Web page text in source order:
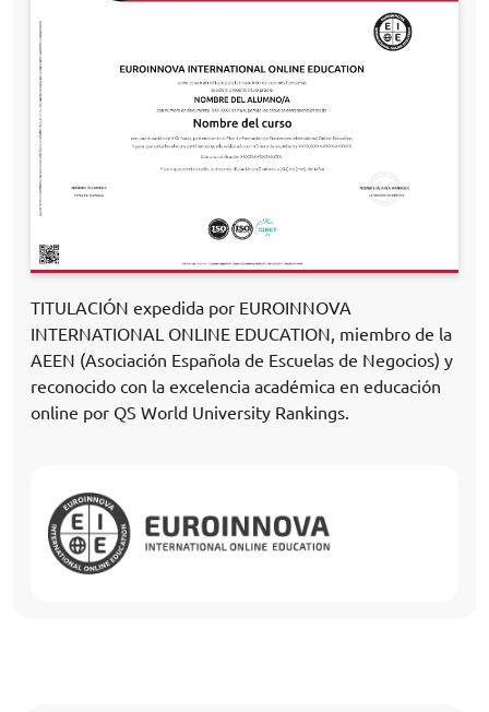
TITULACIÓN expedida por EUROINNOVA
INTERNATIONAL ONLINE EDUCATION, miembro de la
AEEN (Asociación Española de Escuelas de Negocios) y
reconocido con la excelencia académica en educación
online por QS World University Rankings.